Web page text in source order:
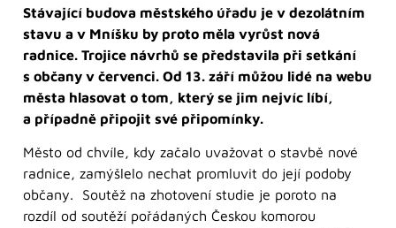
Stávající budova městského úřadu je v dezolátním
stavu a v Mníšku by proto měla vyrůst nová
radnice. Trojice návrhů se představila při setkání
s občany v červenci. Od 13. září můžou lidé na webu
města hlasovat o tom, který se jim nejvíc líbí,
a případně připojit své připomínky.
Město od chvíle, kdy začalo uvažovat o stavbě nové
radnice, zamýšlelo nechat promluvit do její podoby
občany. Soutěž na zhotovení studie je poroto na
rozdíl od soutěží pořádaných Českou komorou